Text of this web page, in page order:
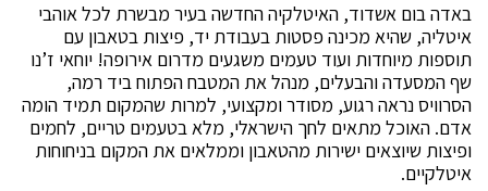
באדה בום אשדוד, האיטלקיה החדשה בעיר מבשרת לכל אוהבי
איטליה, שהיא מכינה פסטות בעבודת יד, פיצות בטאבון עם
תוספות מיוחדות ועוד טעמים משגעים מדרום אירופה! יוחאי ז’נו
שף המסעדה והבעלים, מנהל את המטבח הפתוח ביד רמה,
הסרוויס נראה רגוע, מסודר ומקצועי, למרות שהמקום תמיד הומה
אדם. האוכל מתאים לחך הישראלי, מלא בטעמים טריים, לחמים
ופיצות שיוצאים ישירות מהטאבון וממלאים את המקום בניחוחות
איטלקיים.